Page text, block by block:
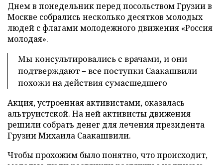
Днем в понедельник перед посольством Грузии в
Москве собрались несколько десятков молодых
людей с флагами молодежного движения «Россия
молодая».
Мы консультировались с врачами, и они
подтверждают – все поступки Саакашвили
похожи на действия сумасшедшего
Акция, устроенная активистами, оказалась
альтруистской. На ней активисты движения
решили собрать денег для лечения президента
Грузии Михаила Саакашвили.
Чтобы прохожим было понятно, что происходит,